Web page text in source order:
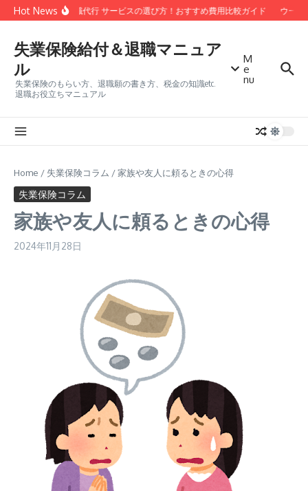
コンテンツへスキップ
Hot News安い 退職代行 サービスの選び方！おすすめ費用比較ガイド ウーバ
失業保険給付＆退職マニュア
ル
失業保険のもらい方、退職願の書き方、税金の知識etc.
退職お役立ちマニュアル
M
e
nu
Home / 失業保険コラム /家族や友人に頼るときの心得
失業保険コラム
家族や友人に頼るときの心得
2024年11月28日